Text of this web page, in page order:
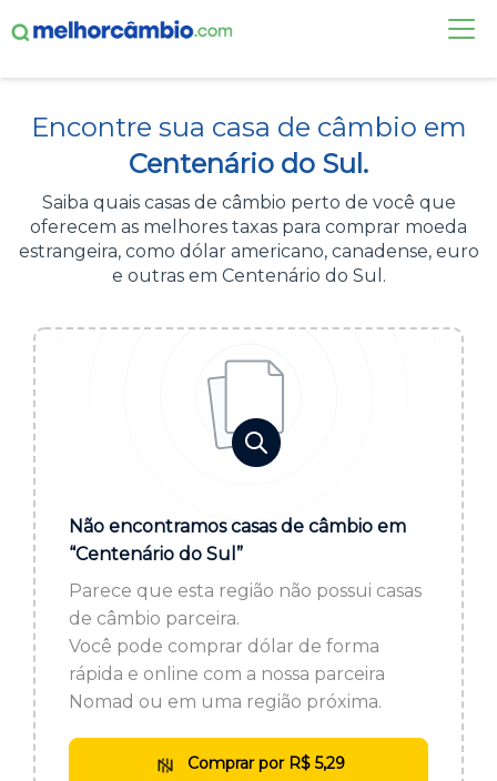
CASAS DE CÂMBIO
DÓLAR HOJE
ALERTA DE CÂMBIO
Acesse sua conta:
BROKER DE OFERTAS
ou cadastre-se se ainda não tem registro:
CADASTRE-SE
Encontre sua casa de câmbio em
Centenário do Sul.
Saiba quais casas de câmbio perto de você que
oferecem as melhores taxas para comprar moeda
estrangeira, como dólar americano, canadense, euro
e outras em Centenário do Sul.
Não encontramos casas de câmbio em
“Centenário do Sul”
Parece que esta região não possui casas
de câmbio parceira.
Você pode comprar dólar de forma
rápida e online com a nossa parceira
Nomad ou em uma região próxima.
Comprar por R$ 5,29